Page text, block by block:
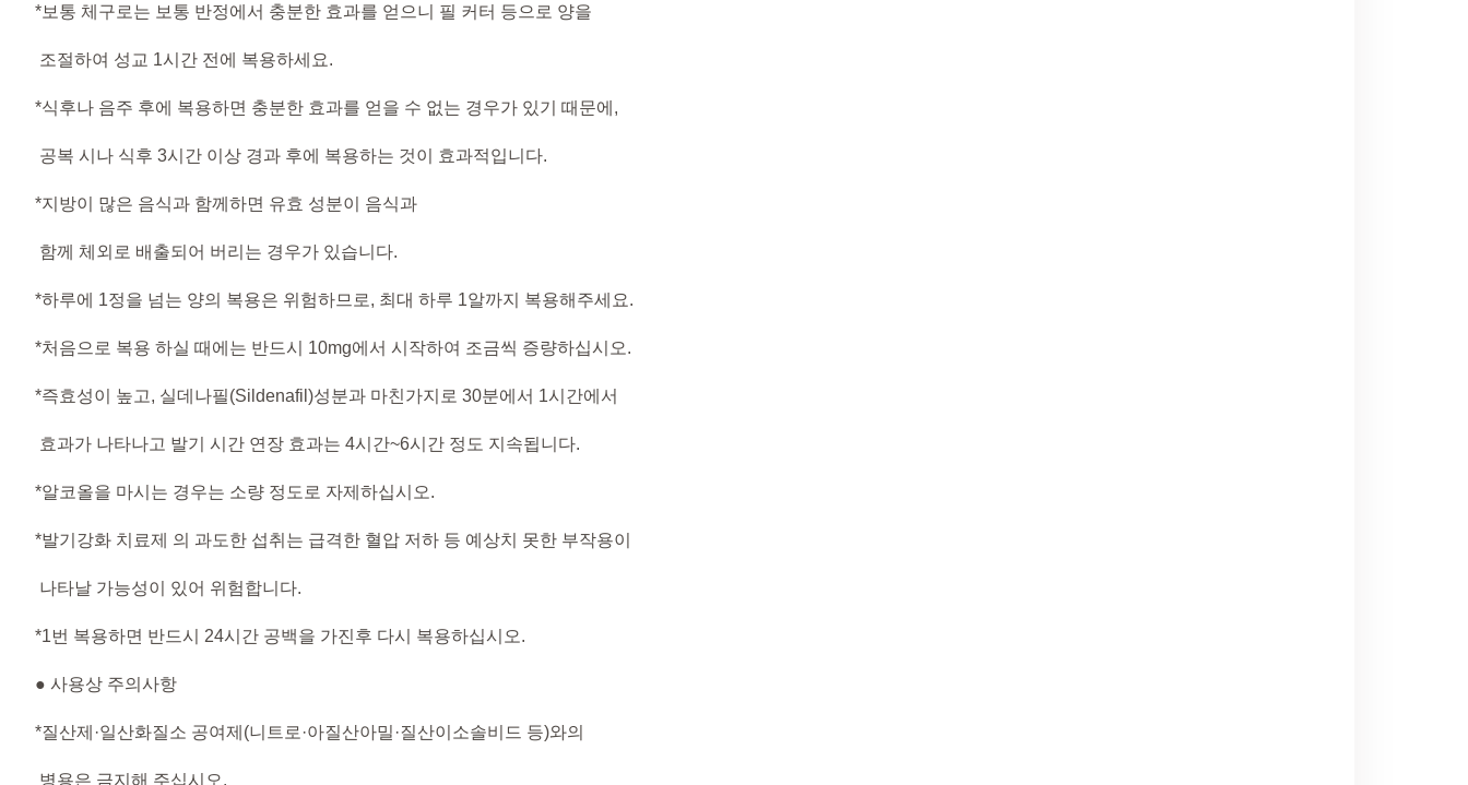
*보통 체구로는 보통 반정에서 충분한 효과를 얻으니 필 커터 등으로 양을
조절하여 성교 1시간 전에 복용하세요.
*식후나 음주 후에 복용하면 충분한 효과를 얻을 수 없는 경우가 있기 때문에,
공복 시나 식후 3시간 이상 경과 후에 복용하는 것이 효과적입니다.
*지방이 많은 음식과 함께하면 유효 성분이 음식과
함께 체외로 배출되어 버리는 경우가 있습니다.
*하루에 1정을 넘는 양의 복용은 위험하므로, 최대 하루 1알까지 복용해주세요.
*처음으로 복용 하실 때에는 반드시 10mg에서 시작하여 조금씩 증량하십시오.
*즉효성이 높고, 실데나필(Sildenafil)성분과 마친가지로 30분에서 1시간에서
효과가 나타나고 발기 시간 연장 효과는 4시간~6시간 정도 지속됩니다.
*알코올을 마시는 경우는 소량 정도로 자제하십시오.
*발기강화 치료제 의 과도한 섭취는 급격한 혈압 저하 등 예상치 못한 부작용이
나타날 가능성이 있어 위험합니다.
*1번 복용하면 반드시 24시간 공백을 가진후 다시 복용하십시오.
● 사용상 주의사항​
*질산제·일산화질소 공여제(니트로·아질산아밀·질산이소솔비드 등)와의
병용은 금지해 주십시오.